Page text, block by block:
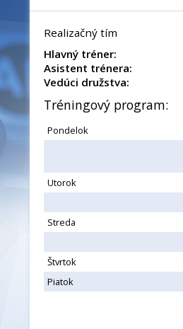
Realizačný tím
Hlavný tréner:
Asistent trénera:
Vedúci družstva:
Tréningový program:
Pondelok
Utorok
Streda
Štvrtok
Piatok